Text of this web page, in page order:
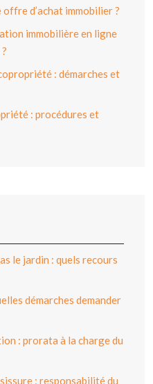
d’achat immobilier ?
immobilière en ligne
: démarches et
: procédures et
le jardin : quels recours
démarches demander
: prorata à la charge du
: responsabilité du